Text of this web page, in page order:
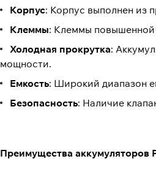
Корпус: Корпус выполнен из
Клеммы: Клеммы повышенной
Холодная прокрутка:
мощности.
Емкость: Широкий диапазон
Безопасность: Наличие
Преимущества аккумуляторов